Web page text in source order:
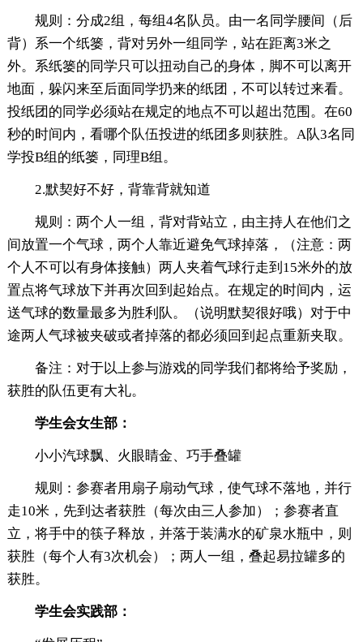
规则：分成2组，每组4名队员。由一名同学腰间（后
背）系一个纸篓，背对另外一组同学，站在距离3米之
外。系纸篓的同学只可以扭动自己的身体，脚不可以离开
地面，躲闪来至后面同学扔来的纸团，不可以转过来看。
投纸团的同学必须站在规定的地点不可以超出范围。在60
秒的时间内，看哪个队伍投进的纸团多则获胜。A队3名同
学投B组的纸篓，同理B组。
2.默契好不好，背靠背就知道
规则：两个人一组，背对背站立，由主持人在他们之
间放置一个气球，两个人靠近避免气球掉落，（注意：两
个人不可以有身体接触）两人夹着气球行走到15米外的放
置点将气球放下并再次回到起始点。在规定的时间内，运
送气球的数量最多为胜利队。（说明默契很好哦）对于中
途两人气球被夹破或者掉落的都必须回到起点重新夹取。
备注：对于以上参与游戏的同学我们都将给予奖励，
获胜的队伍更有大礼。
学生会女生部：
小小汽球飘、火眼睛金、巧手叠罐
规则：参赛者用扇子扇动气球，使气球不落地，并行
走10米，先到达者获胜（每次由三人参加）；参赛者直
立，将手中的筷子释放，并落于装满水的矿泉水瓶中，则
获胜（每个人有3次机会）；两人一组，叠起易拉罐多的
获胜。
学生会实践部：